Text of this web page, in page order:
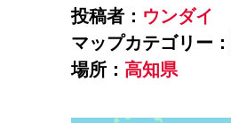
投稿者： ウンダイ
マップカテゴリー：
場所： 高知県